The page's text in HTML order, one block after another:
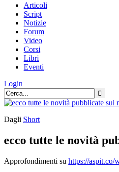
Articoli
Script
Notizie
Forum
Video
Corsi
Libri
Eventi
Login
Dagli Short
ecco tutte le novità
Approfondimenti su https://aspit.co/